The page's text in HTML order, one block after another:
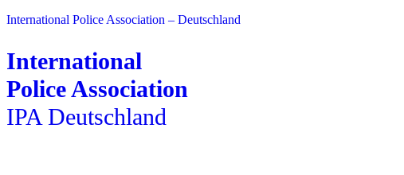
International Police Association – Deutschland
International
Police Association
IPA Deutschland